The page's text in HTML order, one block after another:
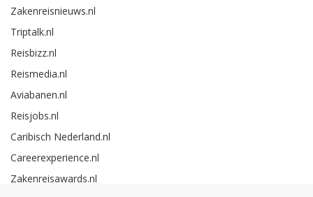
Zakenreisnieuws.nl
Triptalk.nl
Reisbizz.nl
Reismedia.nl
Aviabanen.nl
Reisjobs.nl
Caribisch Nederland.nl
Careerexperience.nl
Zakenreisawards.nl